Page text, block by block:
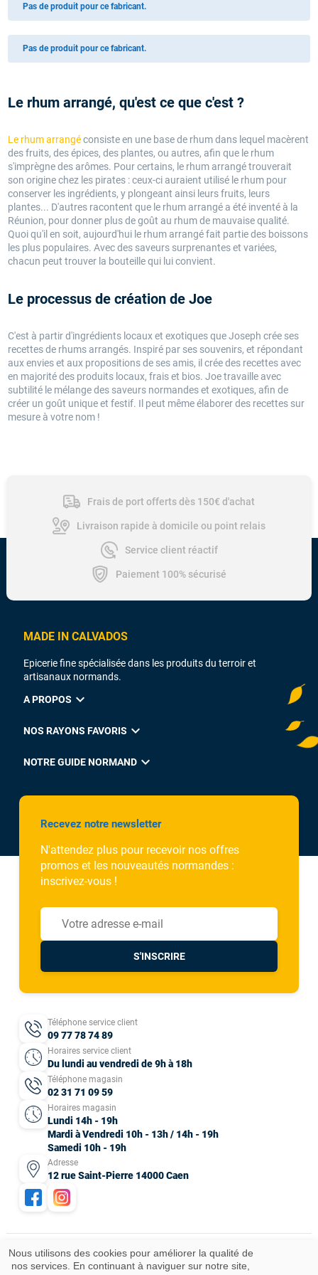
Pas de produit pour ce fabricant.
Pas de produit pour ce fabricant.
Le rhum arrangé, qu'est ce que c'est ?
Le rhum arrangéconsiste en une base de rhum dans lequel macèrent
des fruits, des épices, des plantes, ou autres, afin que le rhum
s'imprègne des arômes. Pour certains, le rhum arrangé trouverait
son origine chez les pirates : ceux-ci auraient utilisé le rhum pour
conserver les ingrédients, y plongeant ainsi leurs fruits, leurs
plantes... D'autres racontent que le rhum arrangé a été inventé à la
Réunion, pour donner plus de goût au rhum de mauvaise qualité.
Quoi qu'il en soit, aujourd'hui le rhum arrangé fait partie des boissons
les plus populaires. Avec des saveurs surprenantes et variées,
chacun peut trouver la bouteille qui lui convient.
Le processus de création de Joe
C'est à partir d'ingrédients locaux et exotiques que Joseph crée ses
recettes de rhums arrangés. Inspiré par ses souvenirs, et répondant
aux envies et aux propositions de ses amis, il crée des recettes avec
en majorité des produits locaux, frais et bios. Joe travaille avec
subtilité le mélange des saveurs normandes et exotiques, afin de
créer un goût unique et festif. Il peut même élaborer des recettes sur
mesure à votre nom !
Frais de port offerts dès 150€ d'achat
Livraison rapide à domicile ou point relais
Service client réactif
Paiement 100% sécurisé
MADE IN CALVADOS
Epicerie fine spécialisée dans les produits du terroir et
artisanaux normands.
A PROPOS expand_more
NOS RAYONS FAVORIS expand_more
NOTRE GUIDE NORMAND expand_more
Recevez notre newsletter
N'attendez plus pour recevoir nos offres
promos et les nouveautés normandes :
inscrivez-vous !
S'INSCRIRE
Téléphone service client
09 77 78 74 89
Horaires service client
Du lundi au vendredi de 9h à 18h
Téléphone magasin
02 31 71 09 59
Horaires magasin
Lundi 14h - 19h
Mardi à Vendredi 10h - 13h / 14h - 19h
Samedi 10h - 19h
Adresse
12 rue Saint-Pierre 14000 Caen
Nous utilisons des cookies pour améliorer la qualité de
nos services. En continuant à naviguer sur notre site,
Mentions légales CGV Données personnelles